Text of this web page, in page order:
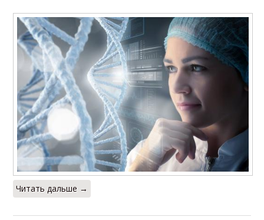
Читать дальше →